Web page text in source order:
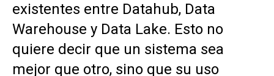
existentes entre Datahub, Data
Warehouse y Data Lake. Esto no
quiere decir que un sistema sea
mejor que otro, sino que su uso